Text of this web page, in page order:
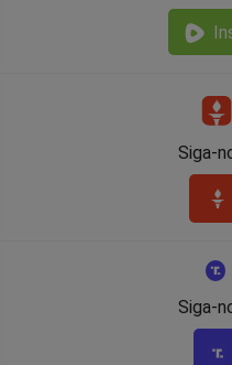
Siga-
Siga-